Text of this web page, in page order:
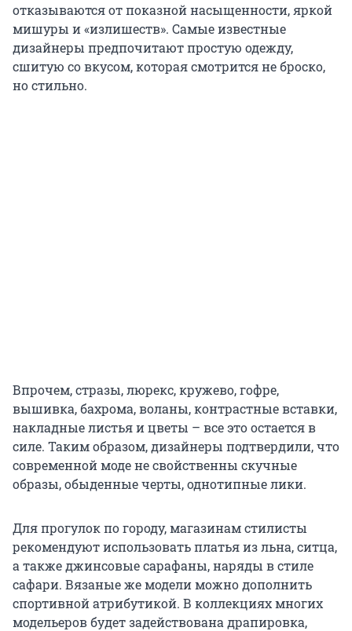
отказываются от показной насыщенности, яркой
мишуры и «излишеств». Самые известные
дизайнеры предпочитают простую одежду,
сшитую со вкусом, которая смотрится не броско,
но стильно.
Впрочем, стразы, люрекс, кружево, гофре,
вышивка, бахрома, воланы, контрастные вставки,
накладные листья и цветы – все это остается в
силе. Таким образом, дизайнеры подтвердили, что
современной моде не свойственны скучные
образы, обыденные черты, однотипные лики.
Для прогулок по городу, магазинам стилисты
рекомендуют использовать платья из льна, ситца,
а также джинсовые сарафаны, наряды в стиле
сафари. Вязаные же модели можно дополнить
спортивной атрибутикой. В коллекциях многих
модельеров будет задействована драпировка,